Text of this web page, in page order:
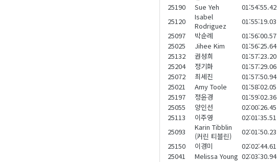
25190
Sue Yeh 01:54:55.42
25120
Isabel
Rodriguez
01:55:19.03
25097
박순례 01:56:00.57
25025
Jihee Kim 01:56:25.64
25132
권성희 01:57:23.20
25204
정기화 01:57:29.06
25072
최세진 01:57:50.94
25021
Amy Toole 01:58:02.05
25197
정윤경 01:59:02.36
25055
양인선 02:00:26.45
25113
이주영 02:01:35.51
25093
Karin Tibblin
(커린 티블린)
02:01:50.23
25150
이경미 02:02:44.61
25041
Melissa Young 02:03:30.94